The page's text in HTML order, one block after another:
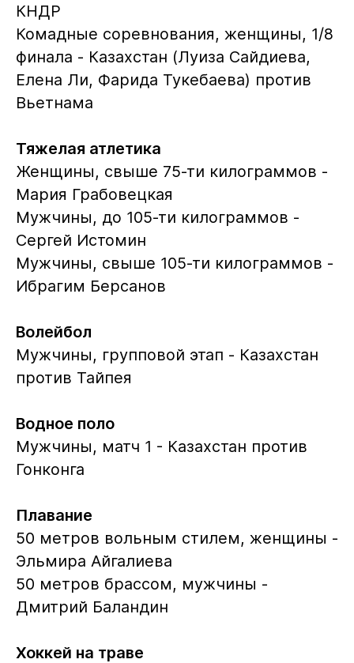
КНДР
Комадные соревнования, женщины, 1/8
финала - Казахстан (Луиза Сайдиева,
Елена Ли, Фарида Тукебаева) против
Вьетнама
Тяжелая атлетика
Женщины, свыше 75-ти килограммов -
Мария Грабовецкая
Мужчины, до 105-ти килограммов -
Сергей Истомин
Мужчины, свыше 105-ти килограммов -
Ибрагим Берсанов
Волейбол
Мужчины, групповой этап - Казахстан
против Тайпея
Водное поло
Мужчины, матч 1 - Казахстан против
Гонконга
Плавание
50 метров вольным стилем, женщины -
Эльмира Айгалиева
50 метров брассом, мужчины -
Дмитрий Баландин
Хоккей на траве